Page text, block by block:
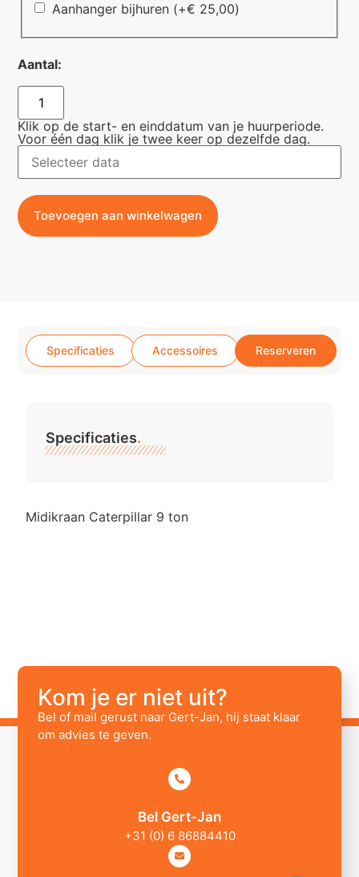
Aanhanger bijhuren (+€ 25,00)
Aantal:
Klik op de start- en einddatum van je huurperiode.
Voor één dag klik je twee keer op dezelfde dag.
Toevoegen aan winkelwagen
Specificaties Accessoires Reserveren
Midikraan Caterpillar 9 ton
Specificaties.
Kom je er niet uit?
Bel of mail gerust naar Gert-Jan, hij staat klaar
om advies te geven.
Bel Gert-Jan
+31 (0) 6 86884410